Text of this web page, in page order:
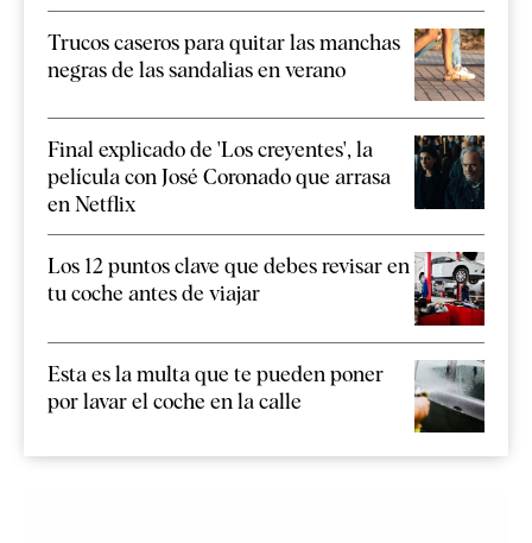
Trucos caseros para quitar las manchas
negras de las sandalias en verano
Final explicado de 'Los creyentes', la
película con José Coronado que arrasa
en Netflix
Los 12 puntos clave que debes revisar en
tu coche antes de viajar
Esta es la multa que te pueden poner
por lavar el coche en la calle